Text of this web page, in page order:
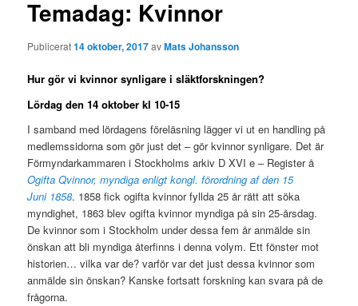
n
v
i
e
r
i
n
g
Temadag: Kvinnor
Publicerat14 oktober, 2017avMats Johansson
Hur gör vi kvinnor synligare i släktforskningen?
Lördag den 14 oktober kl 10-15
I samband med lördagens föreläsning lägger vi ut en handling på
medlemssidorna som gör just det – gör kvinnor synligare. Det är
Förmyndarkammaren i Stockholms arkiv D XVI e – Register å
Ogifta Qvinnor, myndiga enligt kongl. förordning af den 15
Juni 1858. 1858 fick ogifta kvinnor fyllda 25 år rätt att söka
myndighet, 1863 blev ogifta kvinnor myndiga på sin 25-årsdag.
De kvinnor som i Stockholm under dessa fem år anmälde sin
önskan att bli myndiga återfinns i denna volym. Ett fönster mot
historien… vilka var de? varför var det just dessa kvinnor som
anmälde sin önskan? Kanske fortsatt forskning kan svara på de
frågorna.